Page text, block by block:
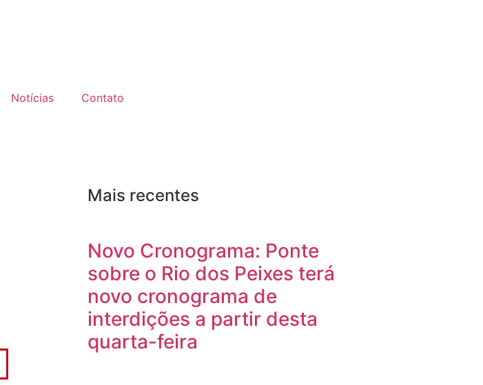
Notícias Contato
Mais recentes
Novo Cronograma: Ponte
sobre o Rio dos Peixes terá
novo cronograma de
interdições a partir desta
quarta-feira